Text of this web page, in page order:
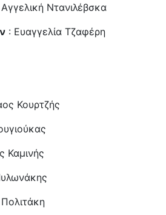
Ντανιλέβσκα
: Ευαγγελία Τζαφέρη
Κουρτζής
Καμινής